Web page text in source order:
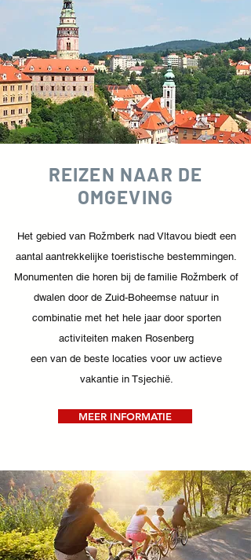
REIZEN NAAR DE
OMGEVING
Het gebied van Rožmberk nad Vltavou biedt een
aantal aantrekkelijke toeristische bestemmingen.
Monumenten die horen bij de familie Rožmberk of
dwalen door de Zuid-Boheemse natuur in
combinatie met het hele jaar door sporten
activiteiten maken Rosenberg
een van de beste locaties voor uw actieve
vakantie in Tsjechië.
MEER INFORMATIE